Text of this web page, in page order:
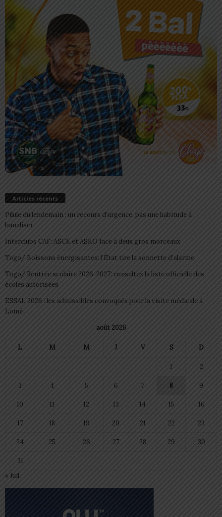
Articles récents
Pilule du lendemain : un recours d’urgence, pas une habitude à
banaliser
Interclubs CAF: ASCK et ASKO face à deux gros morceaux
Togo/ Boissons énergisantes: l’État tire la sonnette d’alarme
Togo/ Rentrée scolaire 2026-2027: consultez la liste officielle des
écoles autorisées
ESSAL 2026 : les admissibles convoqués pour la visite médicale à
Lomé
août 2026
L M M J V S D
1 2
3 4 5 6 7 8 9
10 11 12 13 14 15 16
17 18 19 20 21 22 23
24 25 26 27 28 29 30
31
« Juil